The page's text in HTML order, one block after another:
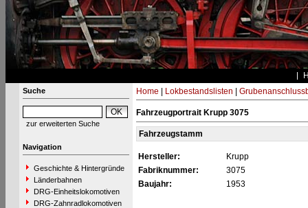
Suche
zur erweiterten Suche
Navigation
Geschichte & Hintergründe
Länderbahnen
DRG-Einheitslokomotiven
DRG-Zahnradlokomotiven
Home Lokbestandslisten
Fahrzeugportrait Krupp 3075
Fahrzeugstamm
Hersteller:
Krupp
Fabriknummer:
3075
Baujahr:
1953